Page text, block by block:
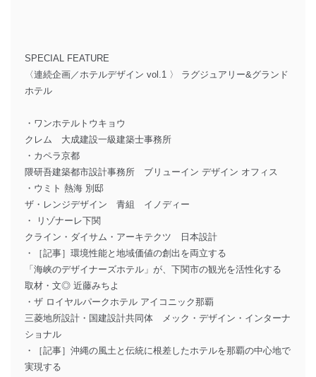
SPECIAL FEATURE
〈連続企画／ホテルデザイン vol.1 〉 ラグジュアリー&グランド
ホテル
・ワンホテルトウキョウ
クレム 大成建設一級建築士事務所
・カペラ京都
隈研吾建築都市設計事務所 ブリューイン デザイン オフィス
・ウミト 熱海 別邸
ザ・レンジデザイン 青組 イノディー
・ リゾナーレ下関
クライン・ダイサム・アーキテクツ 日本設計
・［記事］環境性能と地域価値の創出を両立する
「海峡のデザイナーズホテル」が、下関市の観光を活性化する
取材・文◎ 近藤みちよ
・ザ ロイヤルパークホテル アイコニック那覇
三菱地所設計・国建設計共同体 メック・デザイン・インターナ
ショナル
・［記事］沖縄の風土と伝統に根差したホテルを那覇の中心地で
実現する